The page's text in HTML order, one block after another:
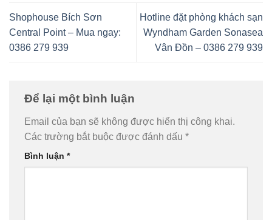
Shophouse Bích Sơn
Central Point – Mua ngay:
0386 279 939
Hotline đặt phòng khách sạn
Wyndham Garden Sonasea
Vân Đồn – 0386 279 939
Để lại một bình luận
Email của bạn sẽ không được hiển thị công khai.
Các trường bắt buộc được đánh dấu *
Bình luận *